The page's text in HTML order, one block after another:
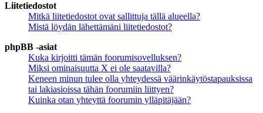
Liitetiedostot
Mitkä liitetiedostot ovat sallittuja tällä alueella?
Mistä löydän lähettämäni liitetiedostot?
phpBB -asiat
Kuka kirjoitti tämän foorumisovelluksen?
Miksi ominaisuutta X ei ole saatavilla?
Keneen minun tulee olla yhteydessä väärinkäytöstapauksissa
tai lakiasioissa tähän foorumiin liittyen?
Kuinka otan yhteyttä foorumin ylläpitäjään?